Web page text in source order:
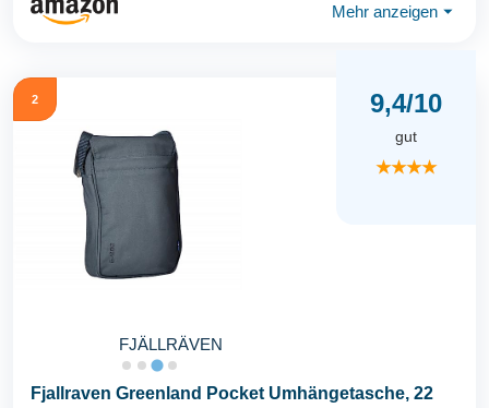
Mehr anzeigen ⏷
2
FJÄLLRÄVEN
9,4/10
gut
★★★★
Fjallraven Greenland Pocket Umhängetasche, 22